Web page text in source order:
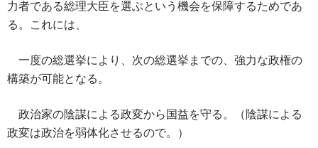
力者である総理大臣を選ぶという機会を保障するためであ
る。これには、
一度の総選挙により、次の総選挙までの、強力な政権の
構築が可能となる。
政治家の陰謀による政変から国益を守る。（陰謀による
政変は政治を弱体化させるので。）